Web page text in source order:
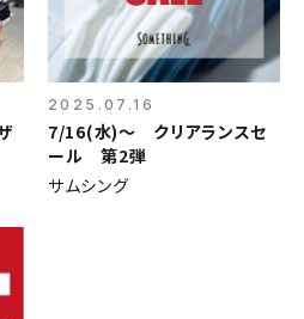
2025.07.16
7/16(水)～ クリアランスセ
ール 第2弾
サムシング